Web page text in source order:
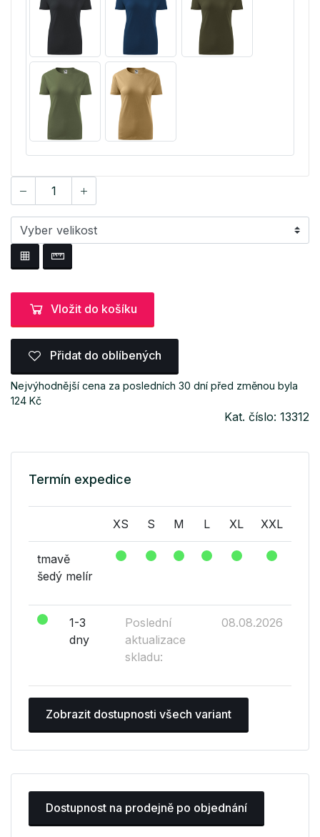
Vložit do košíku
Přidat do oblíbených
Nejvýhodnější cena za posledních 30 dní před změnou byla
124 Kč
Kat. číslo: 13312
Termín expedice
XS S M L XL XXL
tmavě
šedý melír
1-3
dny
Poslední
aktualizace
skladu:
08.08.2026
Zobrazit dostupnosti všech variant
Dostupnost na prodejně po objednání